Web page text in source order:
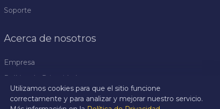
Soporte
Acerca de nosotros
Empresa
Política de Privacidad
Reglas
Utilizamos cookies para que el sitio funcione
correctamente y para analizar y mejorar nuestro servicio.